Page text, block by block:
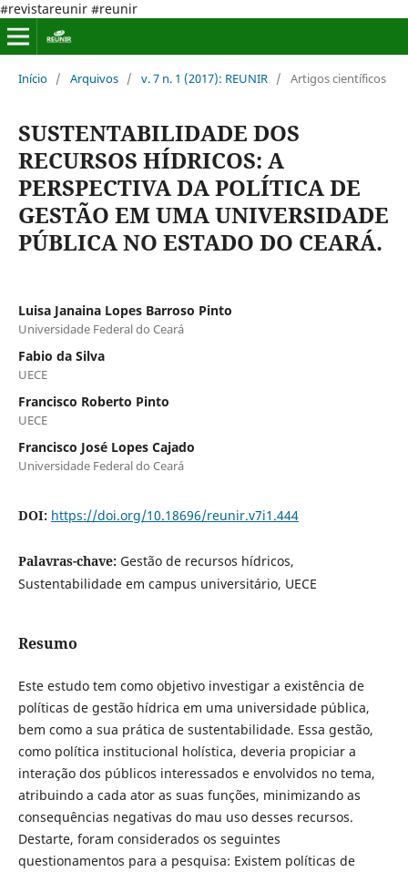
#revistareunir #reunir
Início / Arquivos / v. 7 n. 1 (2017): REUNIR / Artigos científicos
SUSTENTABILIDADE DOS
RECURSOS HÍDRICOS: A
PERSPECTIVA DA POLÍTICA DE
GESTÃO EM UMA UNIVERSIDADE
PÚBLICA NO ESTADO DO CEARÁ.
Luisa Janaina Lopes Barroso Pinto
Universidade Federal do Ceará
Fabio da Silva
UECE
Francisco Roberto Pinto
UECE
Francisco José Lopes Cajado
Universidade Federal do Ceará
DOI: https://doi.org/10.18696/reunir.v7i1.444
Palavras-chave: Gestão de recursos hídricos,
Sustentabilidade em campus universitário, UECE
Resumo
Este estudo tem como objetivo investigar a existência de
políticas de gestão hídrica em uma universidade pública,
bem como a sua prática de sustentabilidade. Essa gestão,
como política institucional holística, deveria propiciar a
interação dos públicos interessados e envolvidos no tema,
atribuindo a cada ator as suas funções, minimizando as
consequências negativas do mau uso desses recursos.
Destarte, foram considerados os seguintes
questionamentos para a pesquisa: Existem políticas de